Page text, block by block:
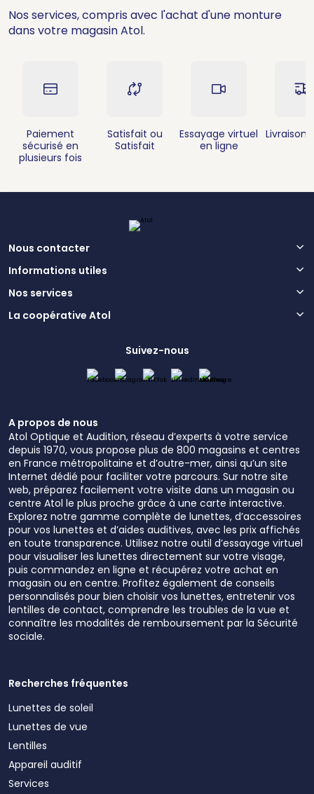
Nos services, compris avec l'achat d'une monture
dans votre magasin Atol.
Paiement
sécurisé en
plusieurs fois
Satisfait ou
Satisfait
Essayage virtuel
en ligne
Livraison
Nous contacter
Informations utiles
Nos services
La coopérative Atol
Suivez-nous
A propos de nous
Atol Optique et Audition, réseau d’experts à votre service
depuis 1970, vous propose plus de 800 magasins et centres
en France métropolitaine et d’outre-mer, ainsi qu’un site
Internet dédié pour faciliter votre parcours. Sur notre site
web, préparez facilement votre visite dans un magasin ou
centre Atol le plus proche grâce à une carte interactive.
Explorez notre gamme complète de lunettes, d’accessoires
pour vos lunettes et d’aides auditives, avec les prix affichés
en toute transparence. Utilisez notre outil d’essayage virtuel
pour visualiser les lunettes directement sur votre visage,
puis commandez en ligne et récupérez votre achat en
magasin ou en centre. Profitez également de conseils
personnalisés pour bien choisir vos lunettes, entretenir vos
lentilles de contact, comprendre les troubles de la vue et
connaître les modalités de remboursement par la Sécurité
sociale.
Recherches fréquentes
Lunettes de soleil
Lunettes de vue
Lentilles
Appareil auditif
Services